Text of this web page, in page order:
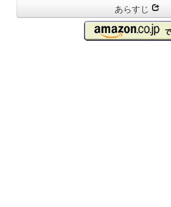
あらすじ